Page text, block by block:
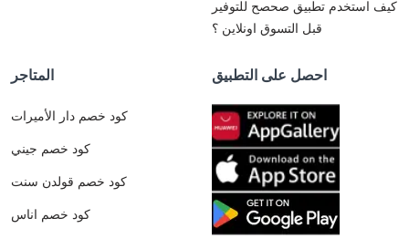
كيف استخدم تطبيق صحصح للتوفير
قبل التسوق اونلاين ؟
المتاجر
كود خصم دار الأميرات
كود خصم جيني
كود خصم قولدن سنت
كود خصم اناس
احصل على التطبيق